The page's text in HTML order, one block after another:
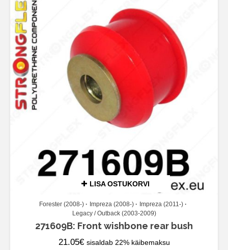
LISA OSTUKORVI
Forester (2008-) Impreza (2008-)
Impreza (2011-)
Legacy / Outback (2003-2009)
271609B: Front wishbone rear bush
21.05€ sisaldab 22% käibemaksu